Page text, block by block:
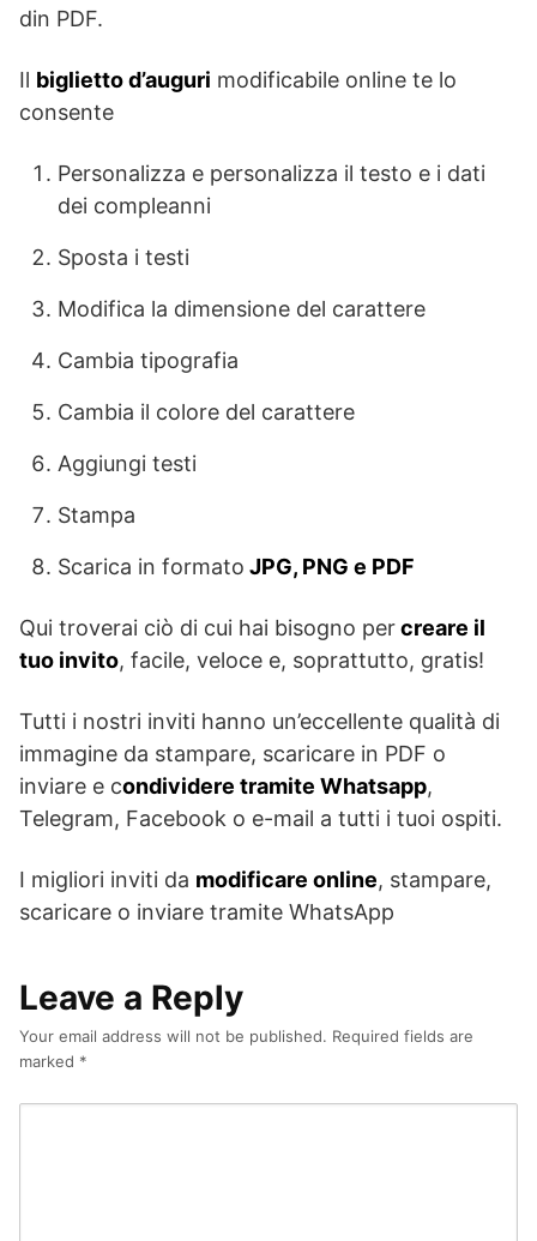
din PDF.
Il biglietto d’auguri modificabile online te lo
consente
Personalizza e personalizza il testo e i dati
dei compleanni
Sposta i testi
Modifica la dimensione del carattere
Cambia tipografia
Cambia il colore del carattere
Aggiungi testi
Stampa
Scarica in formato JPG, PNG e PDF
Qui troverai ciò di cui hai bisogno percreare il
tuo invito, facile, veloce e, soprattutto, gratis!
Tutti i nostri inviti hanno un’eccellente qualità di
immagine da stampare, scaricare in PDF o
inviare e condividere tramite Whatsapp,
Telegram, Facebook o e-mail a tutti i tuoi ospiti.
I migliori inviti da modificare online, stampare,
scaricare o inviare tramite WhatsApp
Leave a Reply
Your email address will not be published. Required fields are
marked *